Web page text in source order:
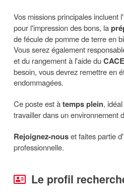
Vos missions principales incluent l'
pour l'impression des bons, la
de fécule de pomme de terre en
Vous serez également
et du rangement à l'aide du
besoin, vous devrez remettre en
endommagées.
Ce poste est àtemps plein,
travailler dans un environnement
Rejoignez-nouset faites partie
professionnelle.
Le profil